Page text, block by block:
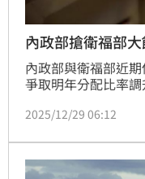
內政部搶衛福部
內政部與衛福部近
爭取明年分配比率
（29）日澄清，政
多元族群。（陳韋
2025/12/29 06:12